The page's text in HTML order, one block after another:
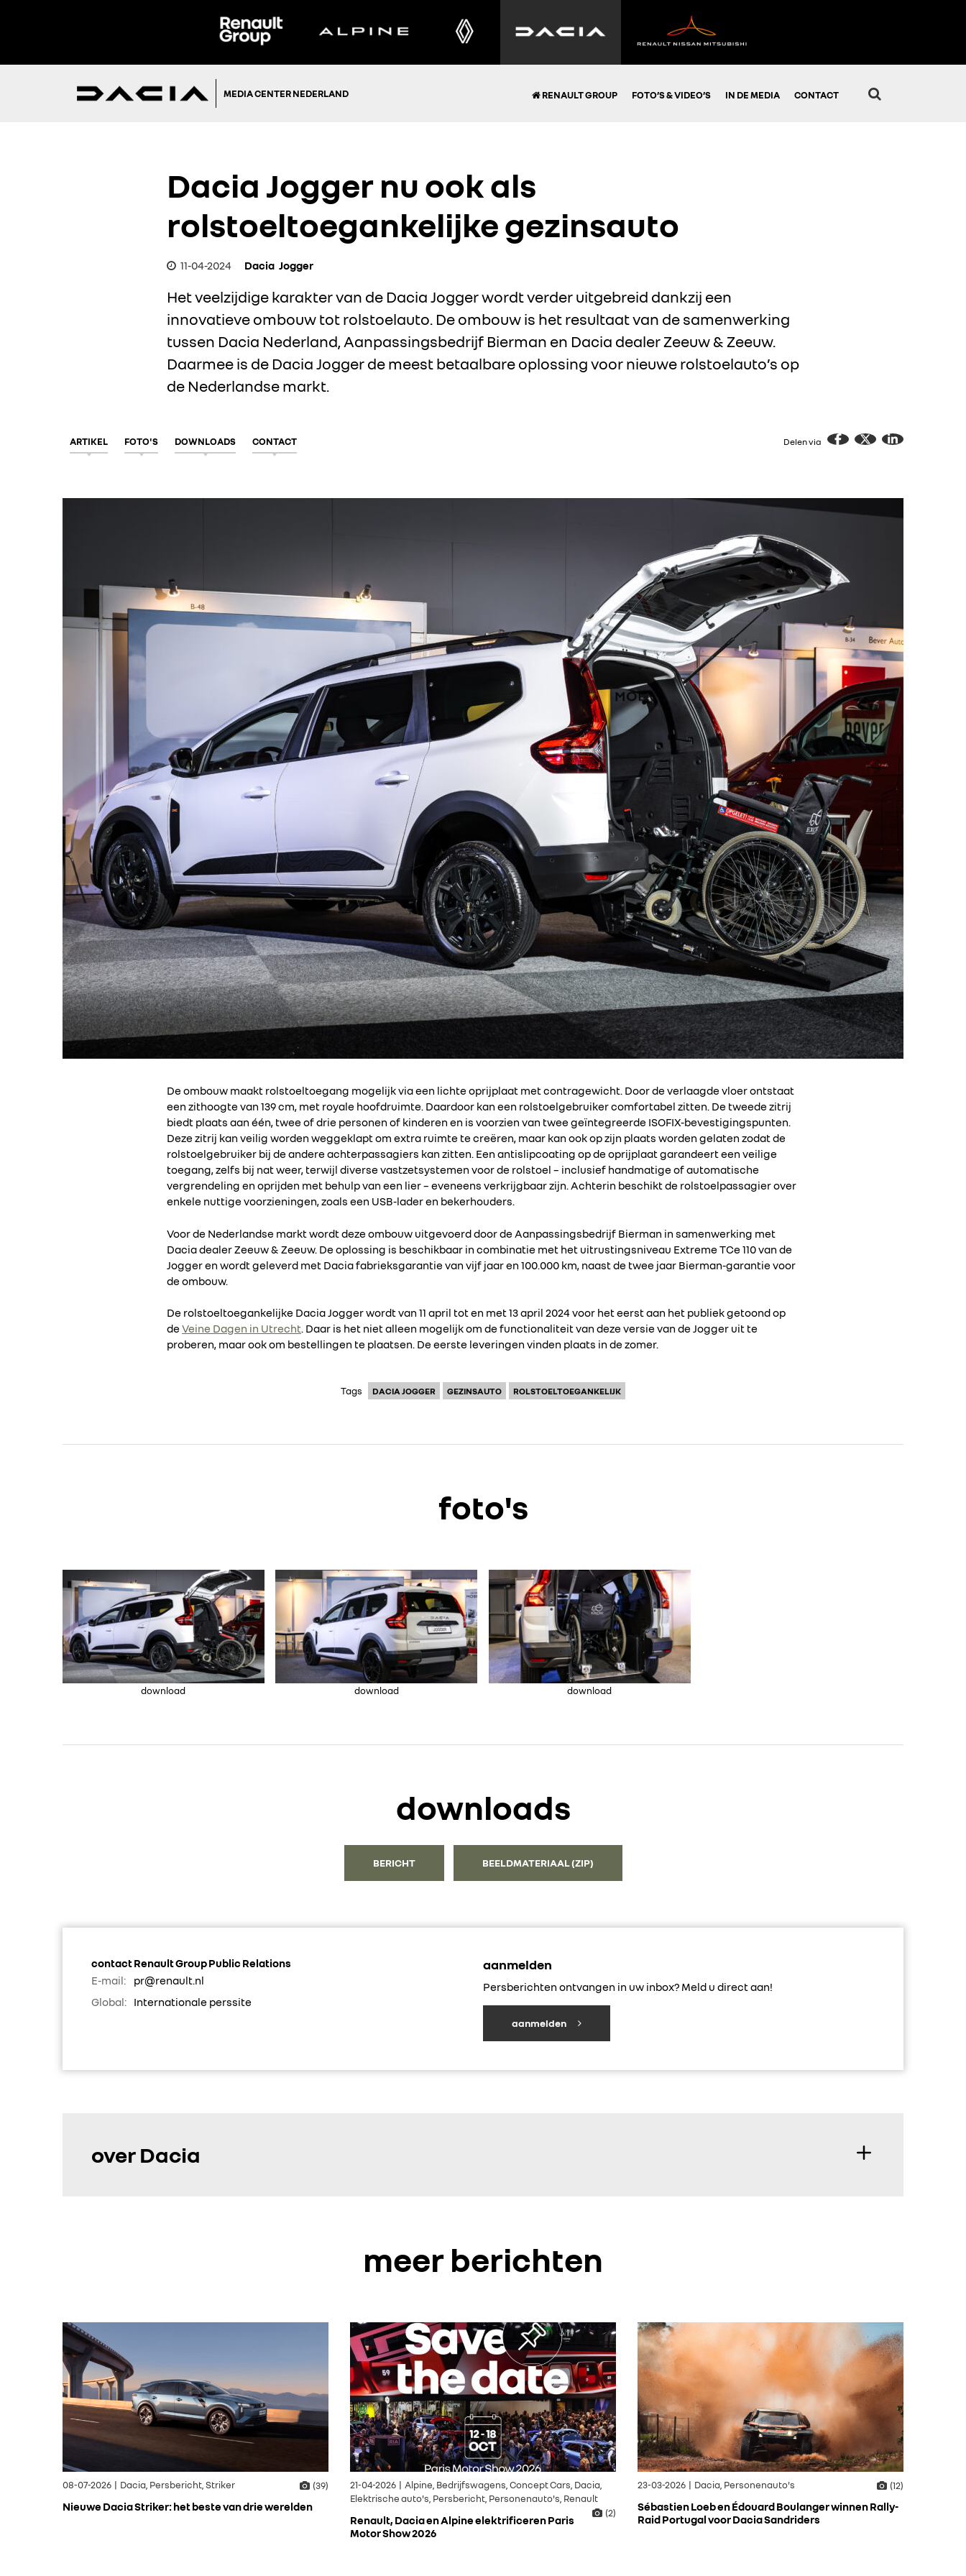
MEDIA CENTER NEDERLAND RENAULT GROUP FOTO’S & VIDEO’S IN DE MEDIA CONTACT
Dacia Jogger nu ook als
rolstoeltoegankelijke gezinsauto
11-04-2024 Dacia Jogger
Het veelzijdige karakter van de Dacia Jogger wordt verder uitgebreid dankzij een
innovatieve ombouw tot rolstoelauto. De ombouw is het resultaat van de samenwerking
tussen Dacia Nederland, Aanpassingsbedrijf Bierman en Dacia dealer Zeeuw & Zeeuw.
Daarmee is de Dacia Jogger de meest betaalbare oplossing voor nieuwe rolstoelauto’s op
de Nederlandse markt.
ARTIKEL FOTO'S DOWNLOADS CONTACT Delen via
De ombouw maakt rolstoeltoegang mogelijk via een lichte oprijplaat met contragewicht. Door de verlaagde vloer ontstaat
een zithoogte van 139 cm, met royale hoofdruimte. Daardoor kan een rolstoelgebruiker comfortabel zitten. De tweede zitrij
biedt plaats aan één, twee of drie personen of kinderen en is voorzien van twee geïntegreerde ISOFIX-bevestigingspunten.
Deze zitrij kan veilig worden weggeklapt om extra ruimte te creëren, maar kan ook op zijn plaats worden gelaten zodat de
rolstoelgebruiker bij de andere achterpassagiers kan zitten. Een antislipcoating op de oprijplaat garandeert een veilige
toegang, zelfs bij nat weer, terwijl diverse vastzetsystemen voor de rolstoel – inclusief handmatige of automatische
vergrendeling en oprijden met behulp van een lier – eveneens verkrijgbaar zijn. Achterin beschikt de rolstoelpassagier over
enkele nuttige voorzieningen, zoals een USB-lader en bekerhouders.
Voor de Nederlandse markt wordt deze ombouw uitgevoerd door de Aanpassingsbedrijf Bierman in samenwerking met
Dacia dealer Zeeuw & Zeeuw. De oplossing is beschikbaar in combinatie met het uitrustingsniveau Extreme TCe 110 van de
Jogger en wordt geleverd met Dacia fabrieksgarantie van vijf jaar en 100.000 km, naast de twee jaar Bierman-garantie voor
de ombouw.
De rolstoeltoegankelijke Dacia Jogger wordt van 11 april tot en met 13 april 2024 voor het eerst aan het publiek getoond op
deVeine Dagen in Utrecht. Daar is het niet alleen mogelijk om de functionaliteit van deze versie van de Jogger uit te
proberen, maar ook om bestellingen te plaatsen. De eerste leveringen vinden plaats in de zomer.
Tags DACIA JOGGER GEZINSAUTO ROLSTOELTOEGANKELIJK
foto's
download download download
downloads
BERICHT BEELDMATERIAAL (ZIP)
contact Renault Group Public Relations
E-mail:
pr@renault.nl
Global:
Internationale perssite
aanmelden
Persberichten ontvangen in uw inbox? Meld u direct aan!
aanmelden
over Dacia
meer berichten
08-07-2026 | Dacia, Persbericht, Striker (39)
Nieuwe Dacia Striker: het beste van drie werelden
21-04-2026 | Alpine, Bedrijfswagens, Concept Cars, Dacia,
Elektrische auto's, Persbericht, Personenauto's, Renault
(2)
Renault, Dacia en Alpine elektrificeren Paris
Motor Show 2026
23-03-2026 | Dacia, Personenauto's (12)
Sébastien Loeb en Édouard Boulanger winnen Rally-
Raid Portugal voor Dacia Sandriders